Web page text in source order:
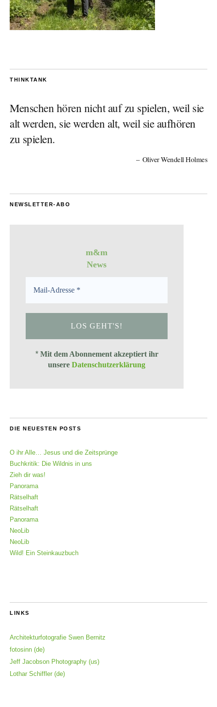
THINKTANK
Menschen hören nicht auf zu spielen, weil sie
alt werden, sie werden alt, weil sie aufhören
zu spielen.
Oliver Wendell Holmes
NEWSLETTER-ABO
m&m
News
* Mit dem Abonnement akzeptiert ihr
unsereDatenschutzerklärung
DIE NEUESTEN POSTS
O ihr Alle… Jesus und die Zeitsprünge
Buchkritik: Die Wildnis in uns
Zieh dir was!
Panorama
Rätselhaft
Rätselhaft
Panorama
NeoLib
NeoLib
Wild! Ein Steinkauzbuch
LINKS
Architekturfotografie Swen Bernitz
fotosinn (de)
Jeff Jacobson Photography (us)
Lothar Schiffler (de)